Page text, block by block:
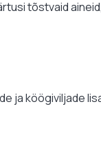
tõstvaid
ja köögiviljade